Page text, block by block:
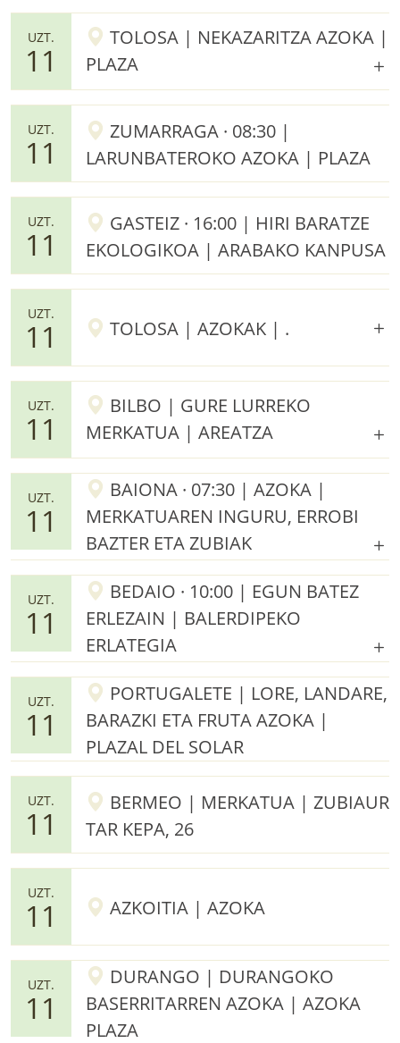
UZT.
11
TOLOSA | NEKAZARITZA AZOKA |
PLAZA
UZT.
11
ZUMARRAGA · 08:30 |
LARUNBATEROKO AZOKA | PLAZA
UZT.
11
GASTEIZ · 16:00 | HIRI BARATZE
EKOLOGIKOA | ARABAKO KANPUSA
UZT.
11 TOLOSA | AZOKAK | .
UZT.
11
BILBO | GURE LURREKO
MERKATUA | AREATZA
UZT.
11
BAIONA · 07:30 | AZOKA |
MERKATUAREN INGURU, ERROBI
BAZTER ETA ZUBIAK
UZT.
11
BEDAIO · 10:00 | EGUN BATEZ
ERLEZAIN | BALERDIPEKO
ERLATEGIA
UZT.
11
PORTUGALETE | LORE, LANDARE,
BARAZKI ETA FRUTA AZOKA |
PLAZAL DEL SOLAR
UZT.
11
BERMEO | MERKATUA | ZUBIAUR
TAR KEPA, 26
UZT.
11 AZKOITIA | AZOKA
UZT.
11
DURANGO | DURANGOKO
BASERRITARREN AZOKA | AZOKA
PLAZA